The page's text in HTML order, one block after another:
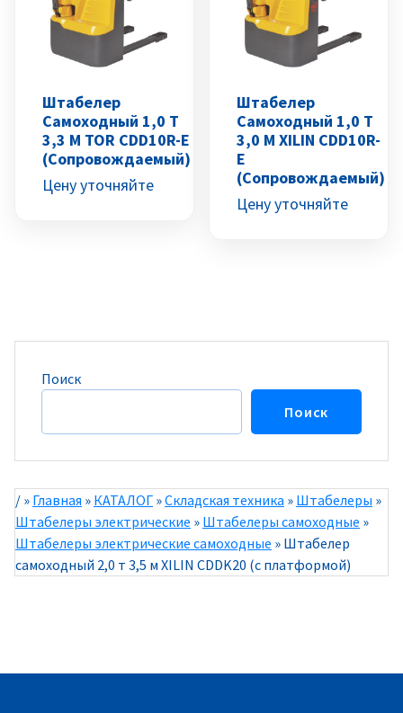
Штабелер
Самоходный 1,0 Т
3,3 М TOR CDD10R-E
(сопровождаемый)
Цену уточняйте
Штабелер
Самоходный 1,0 Т
3,0 М XILIN CDD10R-
E
(сопровождаемый)
Цену уточняйте
Поиск
Поиск
/ » Главная » КАТАЛОГ »Складская техника » Штабелеры »
Штабелеры электрические » Штабелеры самоходные »
Штабелеры электрические самоходные » Штабелер
самоходный 2,0 т 3,5 м XILIN CDDK20 (с платформой)